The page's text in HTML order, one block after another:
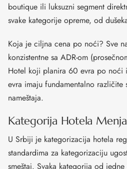
boutique ili luksuzni segment
svake kategorije opreme, od
Koja je ciljna cena po noći? Sve
konzistentne sa ADR-om
Hotel koji planira 60 evra po noći
evra imaju fundamentalno
nameštaja.
Kategorija Hotela
U Srbiji je kategorizacija hotela
standardima za kategorizaciju
smeštaj. Svaka kategorija od